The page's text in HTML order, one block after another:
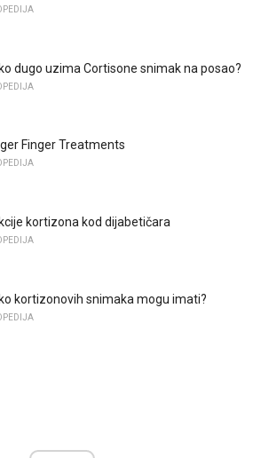
dugo uzima Cortisone snimak na posao?
Finger Treatments
kortizona kod dijabetičara
kortizonovih snimaka mogu imati?